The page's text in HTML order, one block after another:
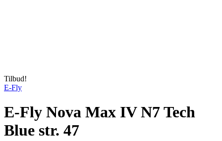
Tilbud!
E-Fly
E-Fly Nova Max IV N7 Tech
Blue str. 47